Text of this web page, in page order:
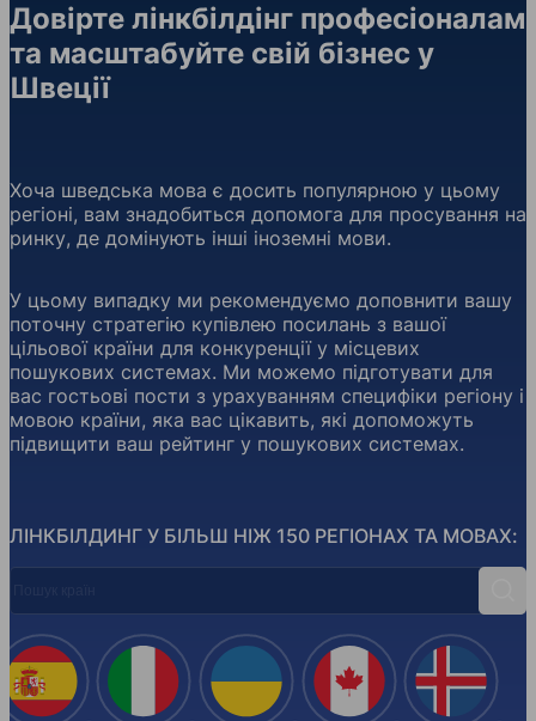
Довірте лінкбілдінг професіоналам
та масштабуйте свій бізнес у
Швеції
ЛІНКБІЛДИНГ У БІЛЬШ НІЖ 150 РЕГІОНАХ ТА МОВАХ:
Хоча шведська мова є досить популярною у цьому
регіоні, вам знадобиться допомога для просування на
ринку, де домінують інші іноземні мови.
У цьому випадку ми рекомендуємо доповнити вашу
поточну стратегію купівлею посилань з вашої
цільової країни для конкуренції у місцевих
пошукових системах. Ми можемо підготувати для
вас гостьові пости з урахуванням специфіки регіону і
мовою країни, яка вас цікавить, які допоможуть
підвищити ваш рейтинг у пошукових системах.
Іспанія Італія Україна Канада